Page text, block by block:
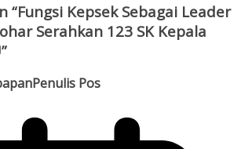
“Fungsi Kepsek Sebagai Leader
Serahkan 123 SK Kepala
”
Penulis Pos